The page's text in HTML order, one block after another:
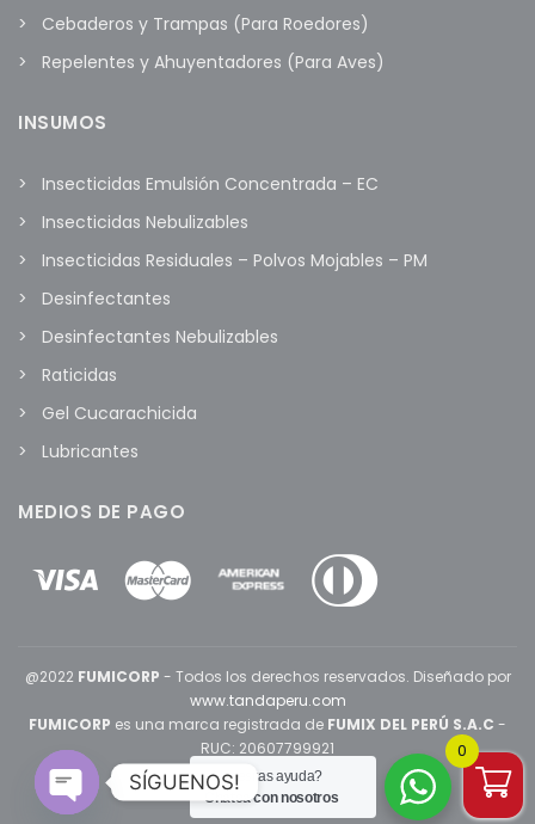
Cebaderos y Trampas (Para Roedores)
Repelentes y Ahuyentadores (Para Aves)
INSUMOS
Insecticidas Emulsión Concentrada – EC
Insecticidas Nebulizables
Insecticidas Residuales – Polvos Mojables – PM
Desinfectantes
Desinfectantes Nebulizables
Raticidas
Gel Cucarachicida
Lubricantes
MEDIOS DE PAGO
@2022 FUMICORP - Todos los derechos reservados. Diseñado por
www.tandaperu.com
FUMICORP es una marca registrada de FUMIX DEL PERÚ S.A.C -
RUC: 20607799921
¿Necesitas ayuda?
Chatea con nosotros
0
SÍGUENOS!